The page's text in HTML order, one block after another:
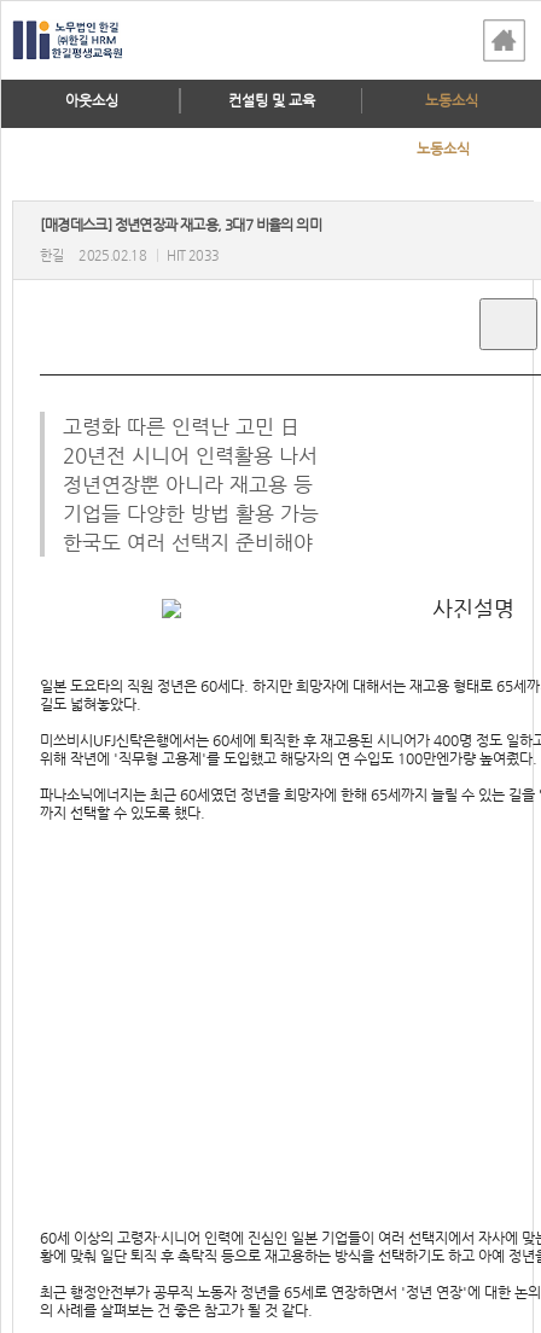
아웃소싱 컨설팅 및 교육 노동소식
노동소식
[매경데스크] 정년연장과 재고용, 3대7 비율의 의미
한길 2025.02.18 HIT 2033
고령화 따른 인력난 고민 日
20년전 시니어 인력활용 나서
정년연장뿐 아니라 재고용 등
기업들 다양한 방법 활용 가능
한국도 여러 선택지 준비해야
일본 도요타의 직원 정년은 60세다. 하지만 희망자에 대해서는 재고용 형태로 65세
길도 넓혀놓았다.
미쓰비시UFJ신탁은행에서는 60세에 퇴직한 후 재고용된 시니어가 400명 정도 일
위해 작년에 '직무형 고용제'를 도입했고 해당자의 연 수입도 100만엔가량 높여줬다.
파나소닉에너지는 최근 60세였던 정년을 희망자에 한해 65세까지 늘릴 수 있는 길
까지 선택할 수 있도록 했다.
60세 이상의 고령자·시니어 인력에 진심인 일본 기업들이 여러 선택지에서 자사에
황에 맞춰 일단 퇴직 후 촉탁직 등으로 재고용하는 방식을 선택하기도 하고 아예 정
최근 행정안전부가 공무직 노동자 정년을 65세로 연장하면서 '정년 연장'에 대한 논
의 사례를 살펴보는 건 좋은 참고가 될 것 같다.